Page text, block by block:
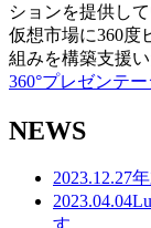
ションを提供し
仮想市場に360度
組みを構築支援い
360°プレゼンテ
NEWS
2023.12.27
2023.04.04